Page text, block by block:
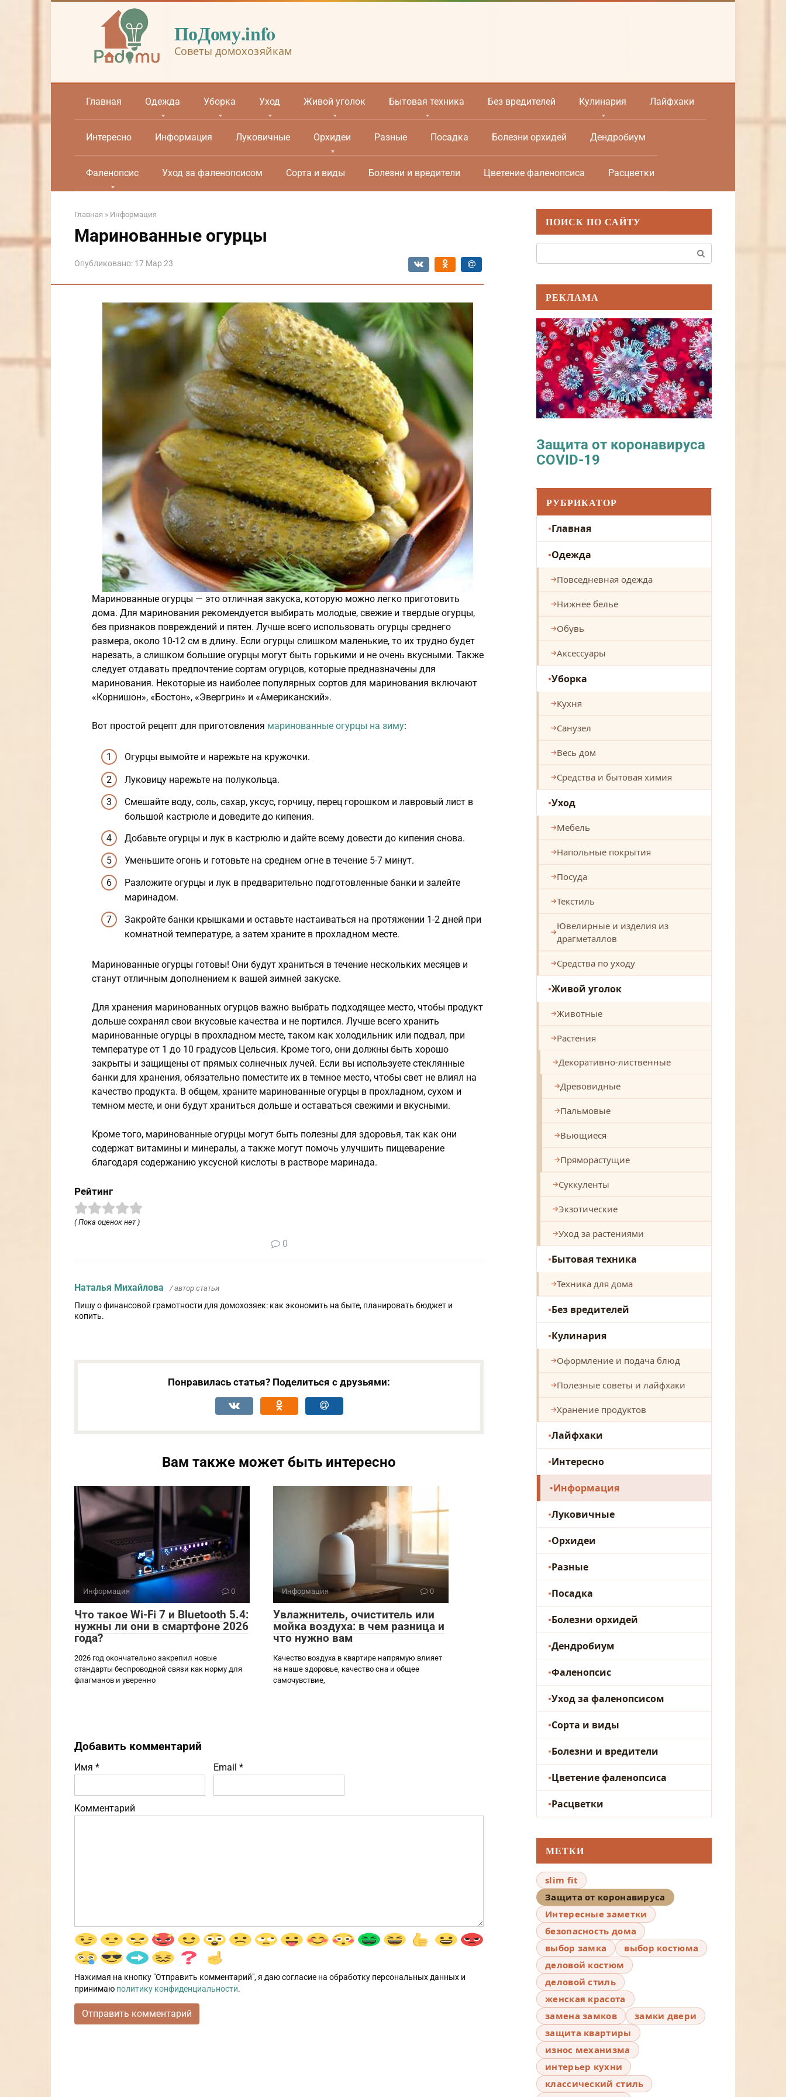
ПоДому.info
Советы домохозяйкам
Главная Одежда Уборка Уход Живой уголок Бытовая техника Без вредителей Кулинария Лайфхаки
Интересно Информация Луковичные Орхидеи Разные Посадка Болезни орхидей Дендробиум
Фаленопсис Уход за фаленопсисом Сорта и виды Болезни и вредители Цветение фаленопсиса Расцветки
Главная » Информация
Маринованные огурцы
Опубликовано: 17 Мар 23
Маринованные огурцы — это отличная закуска, которую можно легко приготовить
дома. Для маринования рекомендуется выбирать молодые, свежие и твердые огурцы,
без признаков повреждений и пятен. Лучше всего использовать огурцы среднего
размера, около 10-12 см в длину. Если огурцы слишком маленькие, то их трудно будет
нарезать, а слишком большие огурцы могут быть горькими и не очень вкусными. Также
следует отдавать предпочтение сортам огурцов, которые предназначены для
маринования. Некоторые из наиболее популярных сортов для маринования включают
«Корнишон», «Бостон», «Эвергрин» и «Американский».
Вот простой рецепт для приготовления маринованные огурцы на зиму:
Огурцы вымойте и нарежьте на кружочки.
Луковицу нарежьте на полукольца.
Смешайте воду, соль, сахар, уксус, горчицу, перец горошком и лавровый лист в
большой кастрюле и доведите до кипения.
Добавьте огурцы и лук в кастрюлю и дайте всему довести до кипения снова.
Уменьшите огонь и готовьте на среднем огне в течение 5-7 минут.
Разложите огурцы и лук в предварительно подготовленные банки и залейте
маринадом.
Закройте банки крышками и оставьте настаиваться на протяжении 1-2 дней при
комнатной температуре, а затем храните в прохладном месте.
Маринованные огурцы готовы! Они будут храниться в течение нескольких месяцев и
станут отличным дополнением к вашей зимней закуске.
Для хранения маринованных огурцов важно выбрать подходящее место, чтобы продукт
дольше сохранял свои вкусовые качества и не портился. Лучше всего хранить
маринованные огурцы в прохладном месте, таком как холодильник или подвал, при
температуре от 1 до 10 градусов Цельсия. Кроме того, они должны быть хорошо
закрыты и защищены от прямых солнечных лучей. Если вы используете стеклянные
банки для хранения, обязательно поместите их в темное место, чтобы свет не влиял на
качество продукта. В общем, храните маринованные огурцы в прохладном, сухом и
темном месте, и они будут храниться дольше и оставаться свежими и вкусными.
Кроме того, маринованные огурцы могут быть полезны для здоровья, так как они
содержат витамины и минералы, а также могут помочь улучшить пищеварение
благодаря содержанию уксусной кислоты в растворе маринада.
Рейтинг
( Пока оценок нет )
0
Наталья Михайлова / автор статьи
Пишу о финансовой грамотности для домохозяек: как экономить на быте, планировать бюджет и
копить.
Понравилась статья? Поделиться с друзьями:
Вам также может быть интересно
Информация 0
Что такое Wi-Fi 7 и Bluetooth 5.4:
нужны ли они в смартфоне 2026
года?
2026 год окончательно закрепил новые
стандарты беспроводной связи как норму для
флагманов и уверенно
Информация 0
Увлажнитель, очиститель или
мойка воздуха: в чем разница и
что нужно вам
Качество воздуха в квартире напрямую влияет
на наше здоровье, качество сна и общее
самочувствие,
Добавить комментарий
Имя * Email *
Комментарий
Нажимая на кнопку "Отправить комментарий", я даю согласие на обработку персональных данных и
принимаю политику конфиденциальности.
ПОИСК ПО САЙТУ
РЕКЛАМА
Защита от коронавируса
COVID-19
РУБРИКАТОР
Главная
Одежда
Повседневная одежда
Нижнее белье
Обувь
Аксессуары
Уборка
Кухня
Санузел
Весь дом
Средства и бытовая химия
Уход
Мебель
Напольные покрытия
Посуда
Текстиль
Ювелирные и изделия из
драгметаллов
Средства по уходу
Живой уголок
Животные
Растения
Декоративно-лиственные
Древовидные
Пальмовые
Вьющиеся
Пряморастущие
Суккуленты
Экзотические
Уход за растениями
Бытовая техника
Техника для дома
Без вредителей
Кулинария
Оформление и подача блюд
Полезные советы и лайфхаки
Хранение продуктов
Лайфхаки
Интересно
Информация
Луковичные
Орхидеи
Разные
Посадка
Болезни орхидей
Дендробиум
Фаленопсис
Уход за фаленопсисом
Сорта и виды
Болезни и вредители
Цветение фаленопсиса
Расцветки
МЕТКИ
slim fit
Защита от коронавируса
Интересные заметки
безопасность дома
выбор замка
выбор костюма
деловой костюм
деловой стиль
женская красота
замена замков
замки двери
защита квартиры
износ механизма
интерьер кухни
классический стиль